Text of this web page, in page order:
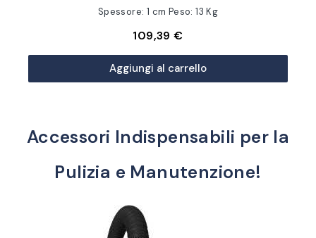
Spessore: 1 cm Peso: 13 Kg
109,39 €
Aggiungi al carrello
Accessori Indispensabili per la
Pulizia e Manutenzione!